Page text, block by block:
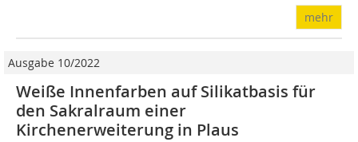
mehr
Ausgabe 10/2022
Weiße Innenfarben auf Silikatbasis für
den Sakralraum einer
Kirchenerweiterung in Plaus